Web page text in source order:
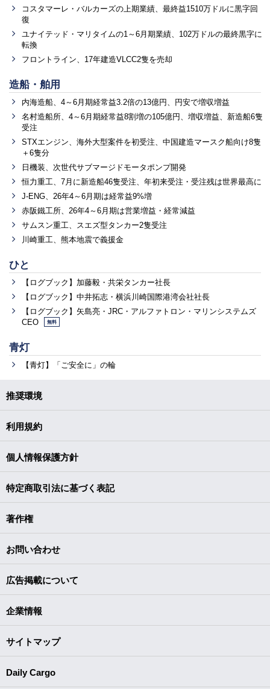
コスタマーレ・バルカーズの上期業績、最終益1510万ドルに黒字回
復
ユナイテッド・マリタイムの1～6月期業績、102万ドルの最終黒字に
転換
フロントライン、17年建造VLCC2隻を売却
造船・舶用
内海造船、4～6月期経常益3.2倍の13億円、円安で増収増益
名村造船所、4～6月期経常益8割増の105億円、増収増益、新造船6隻
受注
STXエンジン、海外大型案件を初受注、中国建造マースク船向け8隻
＋6隻分
日機装、次世代サブマージドモータポンプ開発
恒力重工、7月に新造船46隻受注、年初来受注・受注残は世界最高に
J-ENG、26年4～6月期は経常益9%増
赤阪鐵工所、26年4～6月期は営業増益・経常減益
サムスン重工、スエズ型タンカー2隻受注
川崎重工、熊本地震で義援金
ひと
【ログブック】加藤毅・共栄タンカー社長
【ログブック】中井拓志・横浜川崎国際港湾会社社長
【ログブック】矢島亮・JRC・アルファトロン・マリンシステムズ
CEO
無料
青灯
【青灯】「ご安全に」の輪
推奨環境
利用規約
個人情報保護方針
特定商取引法に基づく表記
著作権
お問い合わせ
広告掲載について
企業情報
サイトマップ
Daily Cargo